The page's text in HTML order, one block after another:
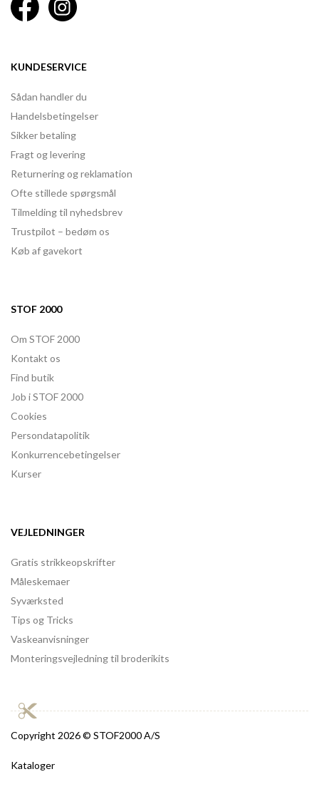
KUNDESERVICE
Sådan handler du
Handelsbetingelser
Sikker betaling
Fragt og levering
Returnering og reklamation
Ofte stillede spørgsmål
Tilmelding til nyhedsbrev
Trustpilot – bedøm os
Køb af gavekort
STOF 2000
Om STOF 2000
Kontakt os
Find butik
Job i STOF 2000
Cookies
Persondatapolitik
Konkurrencebetingelser
Kurser
VEJLEDNINGER
Gratis strikkeopskrifter
Måleskemaer
Syværksted
Tips og Tricks
Vaskeanvisninger
Monteringsvejledning til broderikits
Copyright 2026 © STOF2000 A/S
Kataloger